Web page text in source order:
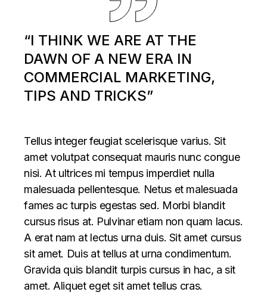
“I THINK WE ARE AT THE
DAWN OF A NEW ERA IN
COMMERCIAL MARKETING,
TIPS AND TRICKS”
Tellus integer feugiat scelerisque varius. Sit
amet volutpat consequat mauris nunc congue
nisi. At ultrices mi tempus imperdiet nulla
malesuada pellentesque. Netus et malesuada
fames ac turpis egestas sed. Morbi blandit
cursus risus at. Pulvinar etiam non quam lacus.
A erat nam at lectus urna duis. Sit amet cursus
sit amet. Duis at tellus at urna condimentum.
Gravida quis blandit turpis cursus in hac, a sit
amet. Aliquet eget sit amet tellus cras.